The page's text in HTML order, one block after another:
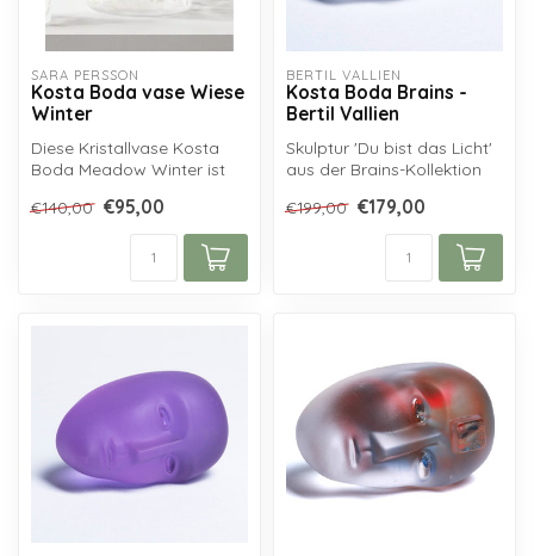
SARA PERSSON
Kosta Boda vase Wiese
Winter
Diese Kristallvase Kosta
Boda Meadow Winter ist
skandinavischem Krist...
€140,00 €95,00
BERTIL VALLIEN
Kosta Boda Brains -
Bertil Vallien
Skulptur 'Du bist das Licht'
aus der Brains-Kollektion
entworfen...
€199,00 €179,00